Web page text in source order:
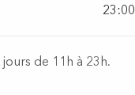
23:00
de 11h à 23h.